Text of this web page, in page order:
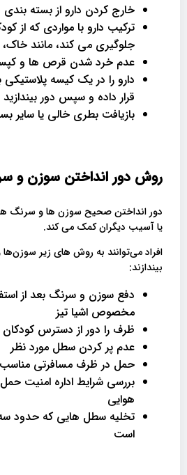
خارج کردن دارو از بسته بندی
ترکیب دارو با مواردی که از
جلوگیری می کند، مانند خاک،
عدم خرد شدن قرص ها و
دارو را در یک کیسه
قرار داده و سپس دور بیندازید
بازیافت بطری خالی یا سایر
روش دور انداختن سوزن و
دور انداختن صحیح سوزن ها و سرنگ
یا آسیب دیگران کمک می کند.
افراد می‌توانند به روش های زیر
بیندازند:
دفع سوزن و سرنگ بعد از
مخصوص اشیا تیز
ظرف را دور از دسترس کودکان
عدم پر کردن سطل مورد نظر
حمل در ظرف مسافرتی
بررسی شرایط اداره امنیت
هوایی
تخلیه سطل هایی که حدود سه
است